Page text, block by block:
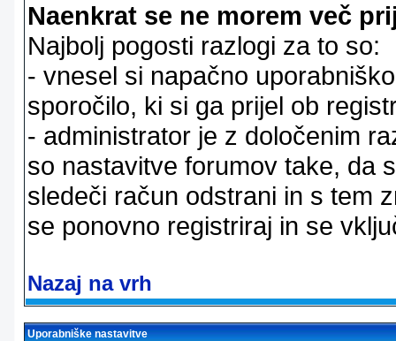
Naenkrat se ne morem več
Najbolj pogosti razlogi za to so:
- vnesel si napačno
sporočilo, ki si ga prijel ob
- administrator je z določenim
so nastavitve forumov take, da
sledeči račun odstrani in s tem
se ponovno registriraj in se
Nazaj na vrh
Uporabniške nastavitve